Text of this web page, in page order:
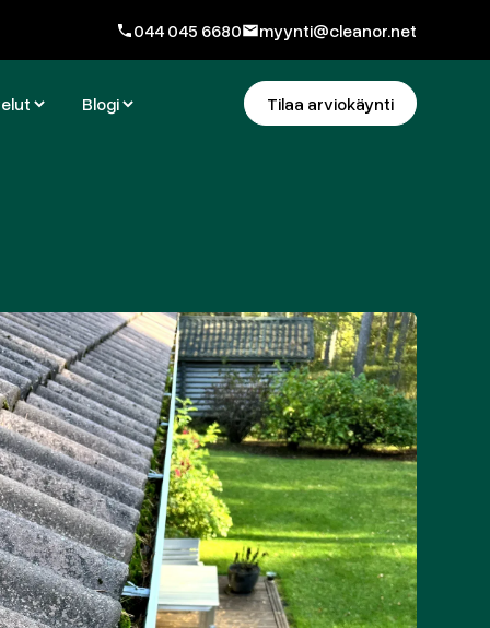
044 045 6680 myynti@cleanor.net
Blogi Tilaa arviokäynti